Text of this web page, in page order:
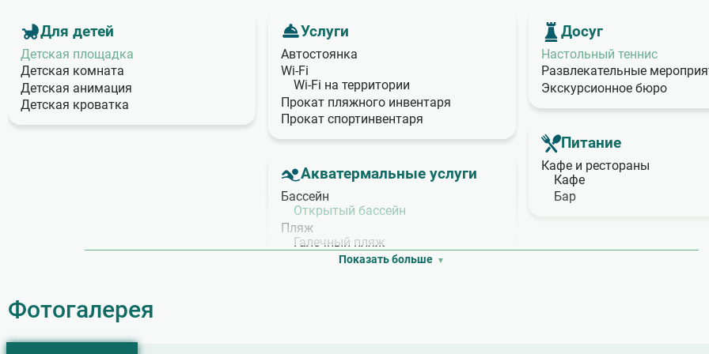
Для детей
Детская площадка
Детская комната
Детская анимация
Детская кроватка
Услуги
Автостоянка
Wi‑Fi
Wi‑Fi на территории
Прокат пляжного инвентаря
Прокат спортинвентаря
Акватермальные услуги
Бассейн
Открытый бассейн
Пляж
Галечный пляж
Досуг
Настольный теннис
Развлекательные
Экскурсионное бюро
Питание
Кафе и рестораны
Кафе
Бар
Показать больше
Фотогалерея